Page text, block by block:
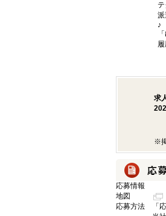
♪
求
※
応募情報
地図
応募方法
「